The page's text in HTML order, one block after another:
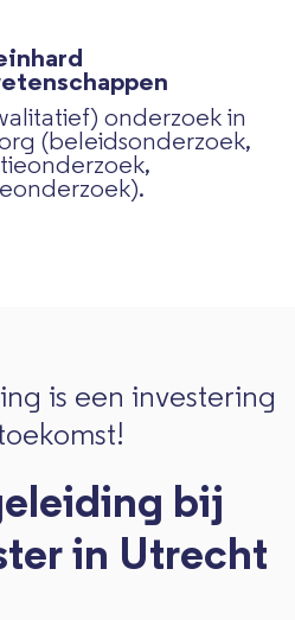
onderzoek in
(beleidsonderzoek,
is een investering
bij
in Utrecht